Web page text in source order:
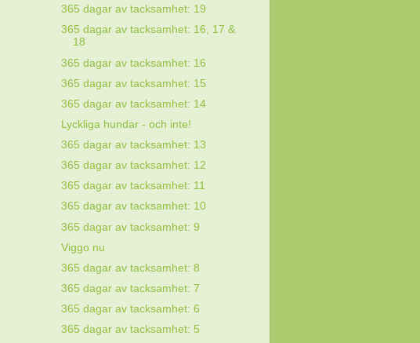
365 dagar av tacksamhet: 19
365 dagar av tacksamhet: 16, 17 &
18
365 dagar av tacksamhet: 16
365 dagar av tacksamhet: 15
365 dagar av tacksamhet: 14
Lyckliga hundar - och inte!
365 dagar av tacksamhet: 13
365 dagar av tacksamhet: 12
365 dagar av tacksamhet: 11
365 dagar av tacksamhet: 10
365 dagar av tacksamhet: 9
Viggo nu
365 dagar av tacksamhet: 8
365 dagar av tacksamhet: 7
365 dagar av tacksamhet: 6
365 dagar av tacksamhet: 5